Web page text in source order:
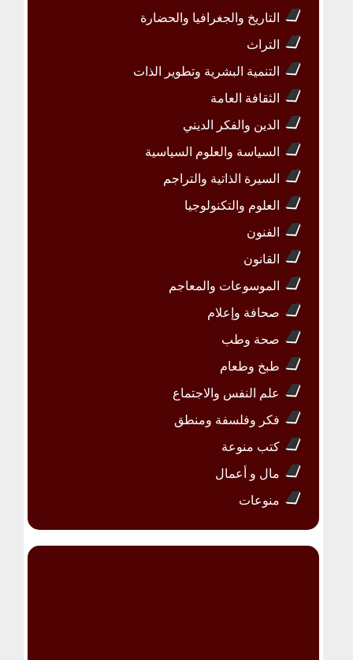
التاريخ والجغرافيا والحضارة
التراث
التنمية البشرية وتطوير الذات
الثقافة العامة
الدين والفكر الديني
السياسة والعلوم السياسية
السيرة الذاتية والتراجم
العلوم والتكنولوجيا
الفنون
القانون
الموسوعات والمعاجم
صحافة وإعلام
صحة وطب
طبخ وطعام
علم النفس والاجتماع
فكر وفلسفة ومنطق
كتب منوعة
مال و أعمال
منوعات